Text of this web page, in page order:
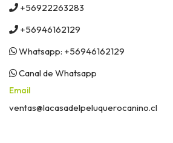
+56922263283
+56946162129
Whatsapp: +56946162129
Canal de Whatsapp
Email
ventas@lacasadelpeluquerocanino.cl